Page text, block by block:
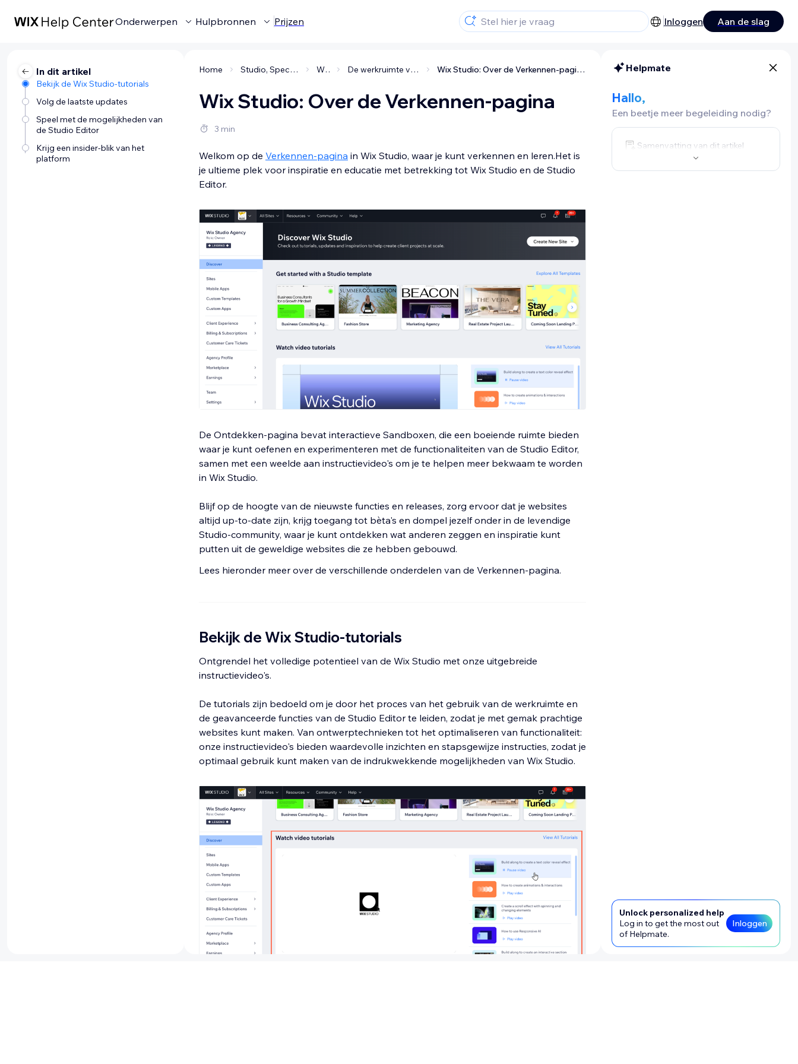
Onderwerpen Hulpbronnen Prijzen Inloggen Aan de slag
In dit artikel
Bekijk de Wix Studio-tutorials
Volg de laatste updates
Speel met de mogelijkheden van
de Studio Editor
Krijg een insider-blik van het
platform
Home Studio, Specialisten en Enterprise Wix Studio De werkruimte van Wix Studio gebruiken Wix Studio: Over de Verkennen-pagina
Wix Studio: Over de Verkennen-pagina
3 min
Welkom op de Verkennen-pagina in Wix Studio, waar je kunt verkennen en leren.Het is
je ultieme plek voor inspiratie en educatie met betrekking tot Wix Studio en de Studio
Editor.
De Ontdekken-pagina bevat interactieve Sandboxen, die een boeiende ruimte bieden
waar je kunt oefenen en experimenteren met de functionaliteiten van de Studio Editor,
samen met een weelde aan instructievideo's om je te helpen meer bekwaam te worden
in Wix Studio.
Blijf op de hoogte van de nieuwste functies en releases, zorg ervoor dat je websites
altijd up-to-date zijn, krijg toegang tot bèta's en dompel jezelf onder in de levendige
Studio-community, waar je kunt ontdekken wat anderen zeggen en inspiratie kunt
putten uit de geweldige websites die ze hebben gebouwd.
Lees hieronder meer over de verschillende onderdelen van de Verkennen-pagina.
Bekijk de Wix Studio-tutorials
Ontgrendel het volledige potentieel van de Wix Studio met onze uitgebreide
instructievideo's.
De tutorials zijn bedoeld om je door het proces van het gebruik van de werkruimte en
de geavanceerde functies van de Studio Editor te leiden, zodat je met gemak prachtige
websites kunt maken. Van ontwerptechnieken tot het optimaliseren van functionaliteit:
onze instructievideo's bieden waardevolle inzichten en stapsgewijze instructies, zodat je
optimaal gebruik kunt maken van de indrukwekkende mogelijkheden van Wix Studio.
Helpmate
Hallo,
Een beetje meer begeleiding nodig?
Samenvatting van dit artikel
Unlock personalized help
Log in to get the most out
of Helpmate.
Inloggen